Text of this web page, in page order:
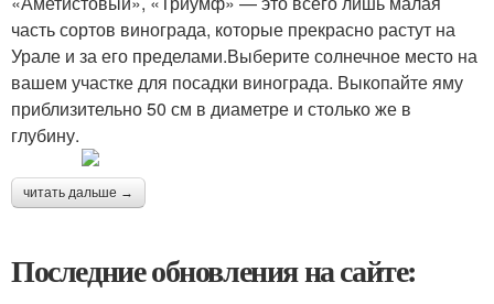
часть сортов винограда, которые прекрасно растут на
Урале и за его пределами.Выберите солнечное место на
вашем участке для посадки винограда. Выкопайте яму
приблизительно 50 см в диаметре и столько же в
глубину.
читать дальше →
Последние обновления на сайте: